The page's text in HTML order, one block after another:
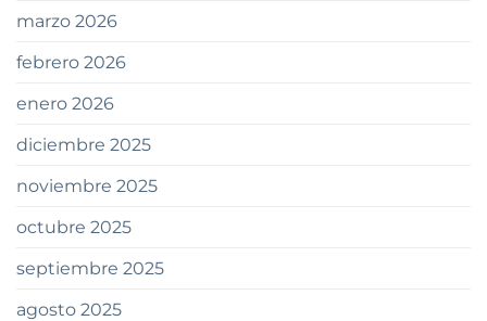
marzo 2026
febrero 2026
enero 2026
diciembre 2025
noviembre 2025
octubre 2025
septiembre 2025
agosto 2025